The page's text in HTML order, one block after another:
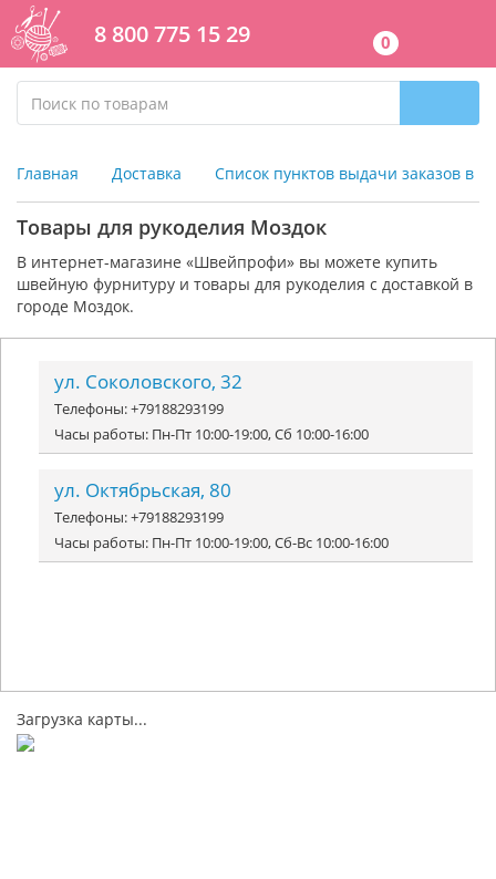
8 800 775 15 29 0
Главная Доставка Список пунктов выдачи заказов в
Товары для рукоделия Моздок
В интернет-магазине «Швейпрофи» вы можете купить
швейную фурнитуру и товары для рукоделия с доставкой в
городе Моздок.
ул. Соколовского, 32
Телефоны: +79188293199
Часы работы: Пн-Пт 10:00-19:00, Сб 10:00-16:00
ул. Октябрьская, 80
Телефоны: +79188293199
Часы работы: Пн-Пт 10:00-19:00, Сб-Вс 10:00-16:00
Загрузка карты...